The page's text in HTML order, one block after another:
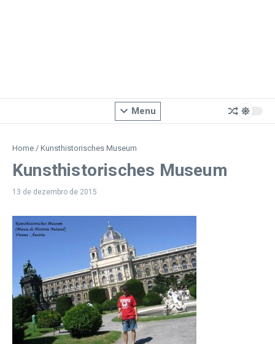
Menu
Home / Kunsthistorisches Museum
Kunsthistorisches Museum
13 de dezembro de 2015